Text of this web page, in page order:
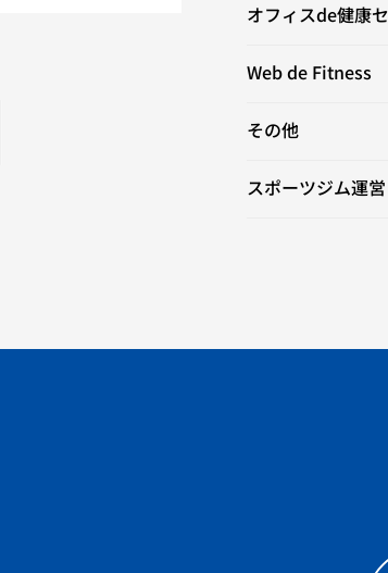
オフィスde健康
Web de Fitness
その他
スポーツジム運営